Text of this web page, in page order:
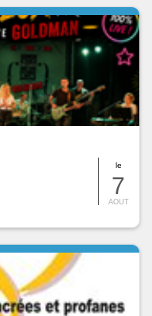
le
7
AOUT